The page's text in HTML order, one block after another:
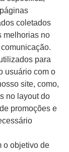
coletados
melhorias no
para
usuário com o
site, como,
no layout do
promoções e
o objetivo de